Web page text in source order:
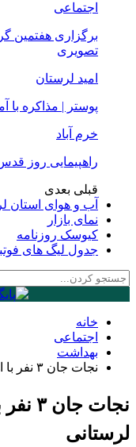
اجتماعی
برگزاری هفتمین
تصویری
امید لرستان
پوستر | مذاکره با
خرم آباد
راهپیمایی روز
قبلی بعدی
آب و هوای استان
نمای بازار
کیوسک روزنامه
جدول لیگ های
خانه
اجتماعی
بهداشت
نجات جان ۳ نفر با اهدای عضو بانوی لرستانی
نجات
لرستانی